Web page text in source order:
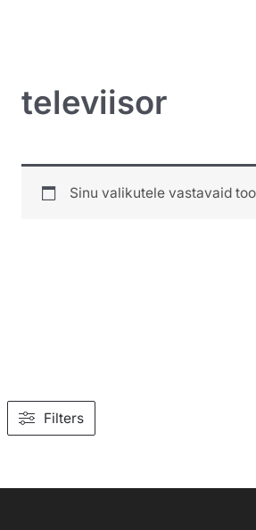
Filters
televiisor
Sinu valikutele vastavaid